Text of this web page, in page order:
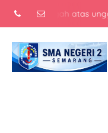
menengah atas